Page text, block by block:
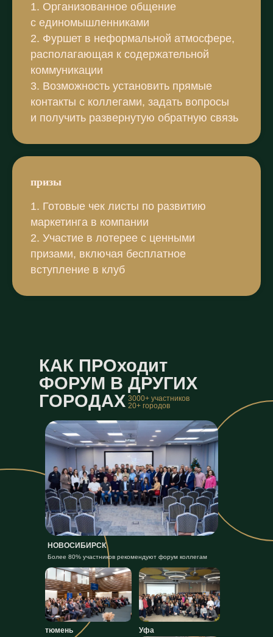
1. Организованное общение
с единомышленниками
2. Фуршет в неформальной атмосфере,
располагающая к содержательной
коммуникации
3. Возможность установить прямые
контакты с коллегами, задать вопросы
и получить развернутую обратную связь
призы
1. Готовые чек листы по развитию
маркетинга в компании
2. Участие в лотерее с ценными
призами, включая бесплатное
вступление в клуб
КАК ПРОходит
ФОРУМ В ДРУГИХ
ГОРОДАХ
тюмень Уфа
НОВОСИБИРСК
Более 80% участников рекомендуют форум коллегам
3000+ участников
20+ городов